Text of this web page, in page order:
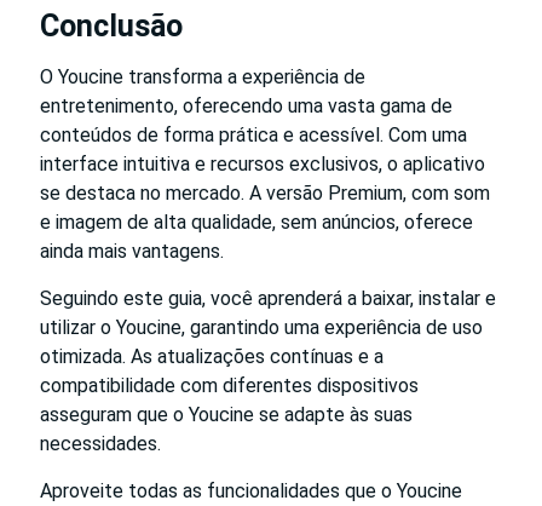
Conclusão
O Youcine transforma a experiência de
entretenimento, oferecendo uma vasta gama de
conteúdos de forma prática e acessível. Com uma
interface intuitiva e recursos exclusivos, o aplicativo
se destaca no mercado. A versão Premium, com som
e imagem de alta qualidade, sem anúncios, oferece
ainda mais vantagens.
Seguindo este guia, você aprenderá a baixar, instalar e
utilizar o Youcine, garantindo uma experiência de uso
otimizada. As atualizações contínuas e a
compatibilidade com diferentes dispositivos
asseguram que o Youcine se adapte às suas
necessidades.
Aproveite todas as funcionalidades que o Youcine